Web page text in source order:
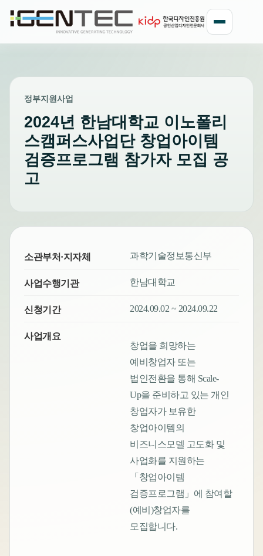
정부지원사업
2024년 한남대학교 이노폴리
스캠퍼스사업단 창업아이템
검증프로그램 참가자 모집 공
고
소관부처·지자체 과학기술정보통신부
사업수행기관 한남대학교
신청기간 2024.09.02 ~ 2024.09.22
사업개요
창업을 희망하는
예비창업자 또는
법인전환을 통해 Scale-
Up을 준비하고 있는 개인
창업자가 보유한
창업아이템의
비즈니스모델 고도화 및
사업화를 지원하는
「창업아이템
검증프로그램」에 참여할
(예비)창업자를
모집합니다.